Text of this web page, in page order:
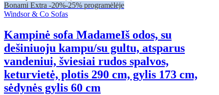
Bonami Extra -20%-25% programėlėje
Windsor & Co Sofas
Kampinė sofa MadameIš odos, su
dešiniuoju kampu/su gultu, atsparus
vandeniui, šviesiai rudos spalvos,
keturvietė, plotis 290 cm, gylis 173 cm,
sėdynės gylis 60 cm